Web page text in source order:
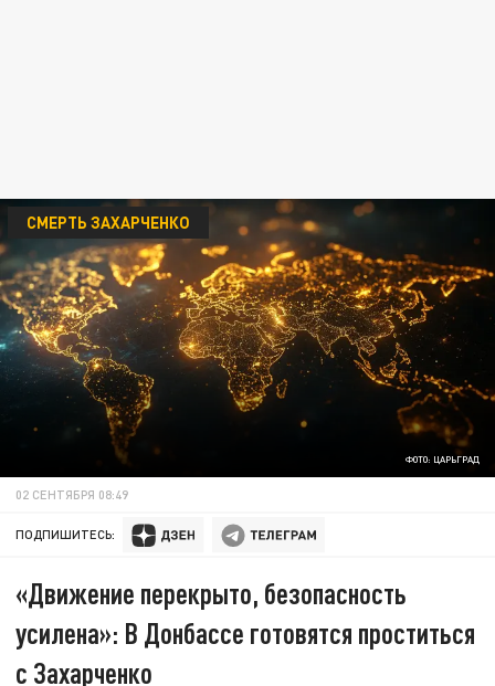
ФОТО: ЦАРЬГРАД
СМЕРТЬ ЗАХАРЧЕНКО
02 СЕНТЯБРЯ 08:49
ПОДПИШИТЕСЬ:
«Движение перекрыто, безопасность
усилена»: В Донбассе готовятся проститься
с Захарченко